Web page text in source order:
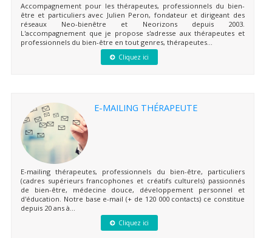
Accompagnement pour les thérapeutes, professionnels du bien-
être et particuliers avec Julien Peron, fondateur et dirigeant des
réseaux Neo-bienêtre et Neorizons depuis 2003.
L'accompagnement que je propose s'adresse aux thérapeutes et
professionnels du bien-être en tout genres, thérapeutes...
Cliquez ici
E-MAILING THÉRAPEUTE
E-mailing thérapeutes, professionnels du bien-être, particuliers
(cadres supérieurs francophones et créatifs culturels) passionnés
de bien-être, médecine douce, développement personnel et
d'éducation. Notre base e-mail (+ de 120 000 contacts) ce constitue
depuis 20 ans à...
Cliquez ici